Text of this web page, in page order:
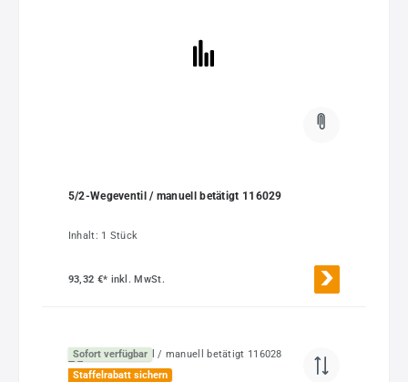
5/2-Wegeventil / manuell betätigt 116029
Inhalt: 1 Stück
93,32 €* inkl. MwSt.
Sofort verfügbar
Staffelrabatt sichern